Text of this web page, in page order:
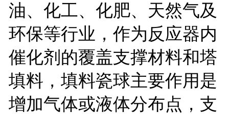
油、化工、化肥、天然气及
环保等行业，作为反应器内
催化剂的覆盖支撑材料和塔
填料，填料瓷球主要作用是
增加气体或液体分布点，支